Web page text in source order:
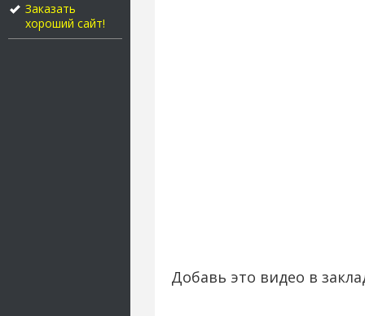
Заказать
хороший сайт!
Добавь это видео в